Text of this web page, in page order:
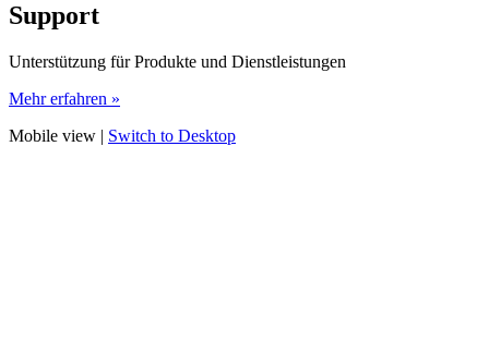
Support
Unterstützung für Produkte und Dienstleistungen
Mehr erfahren »
Mobile view | Switch to Desktop